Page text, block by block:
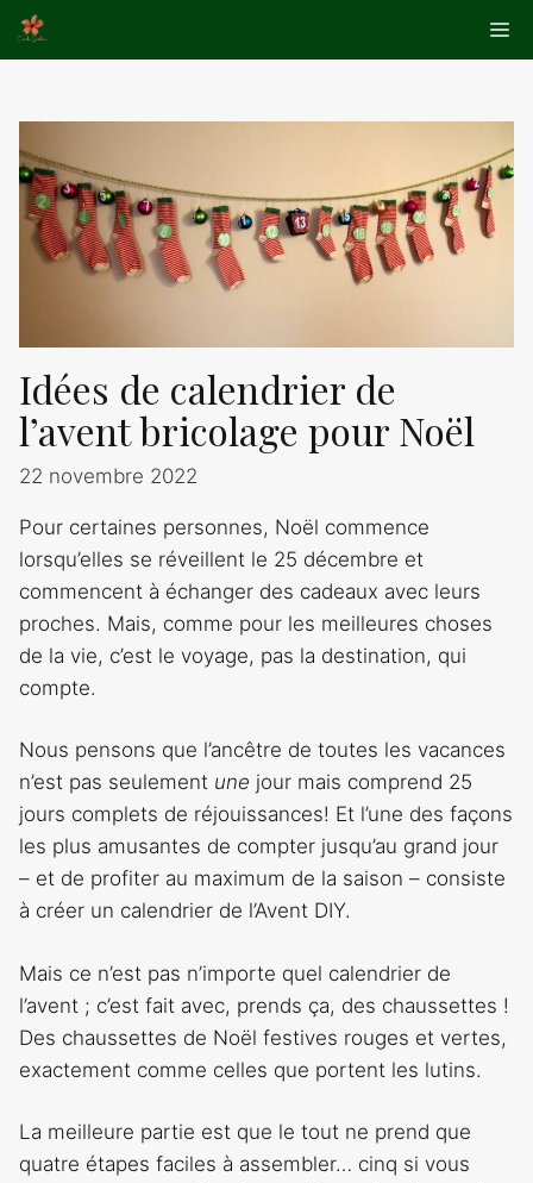
Aller
au
Idées de calendrier de
l’avent bricolage pour Noël
22 novembre 2022
Pour certaines personnes, Noël commence
lorsqu’elles se réveillent le 25 décembre et
commencent à échanger des cadeaux avec leurs
proches. Mais, comme pour les meilleures choses
de la vie, c’est le voyage, pas la destination, qui
compte.
Nous pensons que l’ancêtre de toutes les vacances
n’est pas seulement une jour mais comprend 25
jours complets de réjouissances! Et l’une des façons
les plus amusantes de compter jusqu’au grand jour
– et de profiter au maximum de la saison – consiste
à créer un calendrier de l’Avent DIY.
Mais ce n’est pas n’importe quel calendrier de
l’avent ; c’est fait avec, prends ça, des chaussettes !
Des chaussettes de Noël festives rouges et vertes,
exactement comme celles que portent les lutins.
La meilleure partie est que le tout ne prend que
quatre étapes faciles à assembler… cinq si vous